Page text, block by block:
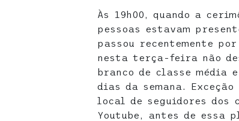
Às 19h00, quando a
pessoas estavam
passou recentemente
nesta terça-feira não
branco de classe média
dias da semana.
local de seguidores dos
Youtube, antes de essa